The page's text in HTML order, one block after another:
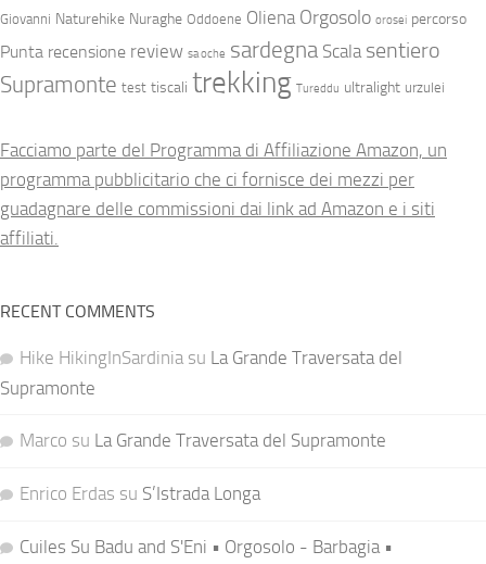
Giovanni Naturehike Nuraghe Oddoene Oliena Orgosolo orosei percorso
Punta recensione review sa oche sardegna Scala sentiero
Supramonte test tiscali trekking Tureddu ultralight urzulei
Facciamo parte del Programma di Affiliazione Amazon, un
programma pubblicitario che ci fornisce dei mezzi per
guadagnare delle commissioni dai link ad Amazon e i siti
affiliati.
RECENT COMMENTS
Hike HikingInSardinia su La Grande Traversata del
Supramonte
Marco su La Grande Traversata del Supramonte
Enrico Erdas su S’Istrada Longa
Cuiles Su Badu and S'Eni • Orgosolo - Barbagia •